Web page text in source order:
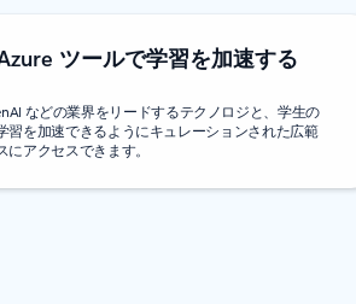
ツールで学習を加速する
などの業界をリードするテクノロジと、学生の
習を加速できるようにキュレーションされた広範
にアクセスできます。